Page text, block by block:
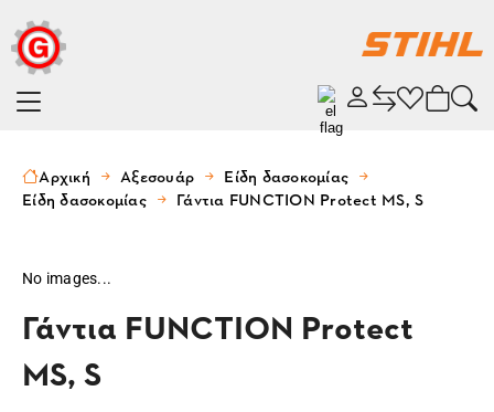
Αρχική Αξεσουάρ
Είδη δασοκομίας
Είδη δασοκομίας
Γάντια FUNCTION Protect MS, S
No images...
Γάντια FUNCTION Protect
MS, S